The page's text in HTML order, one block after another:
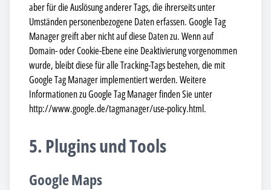
aber für die Auslösung anderer Tags, die ihrerseits unter
Umständen personenbezogene Daten erfassen. Google Tag
Manager greift aber nicht auf diese Daten zu. Wenn auf
Domain- oder Cookie-Ebene eine Deaktivierung vorgenommen
wurde, bleibt diese für alle Tracking-Tags bestehen, die mit
Google Tag Manager implementiert werden. Weitere
Informationen zu Google Tag Manager finden Sie unter
http://www.google.de/tagmanager/use-policy.html.
5. Plugins und Tools
Google Maps